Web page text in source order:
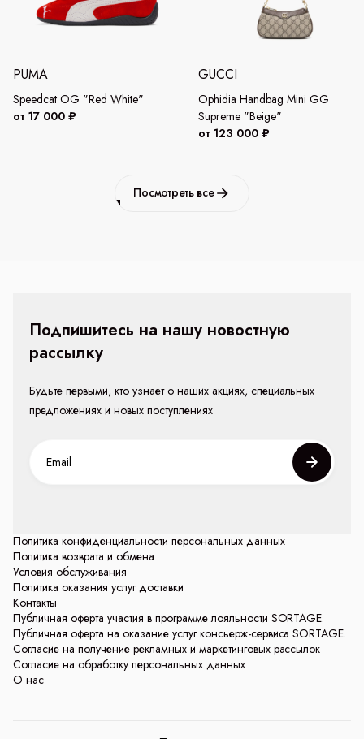
PUMA
Speedcat OG "Red White"
от 17 000 ₽
GUCCI
Ophidia Handbag Mini GG
Supreme "Beige"
от 123 000 ₽
Посмотреть все
Политика конфиденциальности персональных данных
Политика возврата и обмена
Условия обслуживания
Политика оказания услуг доставки
Контакты
Публичная оферта участия в программе лояльности SORTAGE.
Публичная оферта на оказание услуг консьерж-сервиса SORTAGE.
Согласие на получение рекламных и маркетинговых рассылок
Согласие на обработку персональных данных
О нас
Подпишитесь на нашу новостную
рассылку
Будьте первыми, кто узнает о наших акциях, специальных
предложениях и новых поступлениях